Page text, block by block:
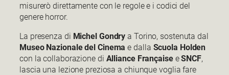
misurerò direttamente con le regole e i codici del
genere horror.
La presenza di Michel Gondry a Torino, sostenuta dal
Museo Nazionale del Cinema e dalla Scuola Holden
con la collaborazione di Alliance FrançaiseeSNCF,
lascia una lezione preziosa a chiunque voglia fare